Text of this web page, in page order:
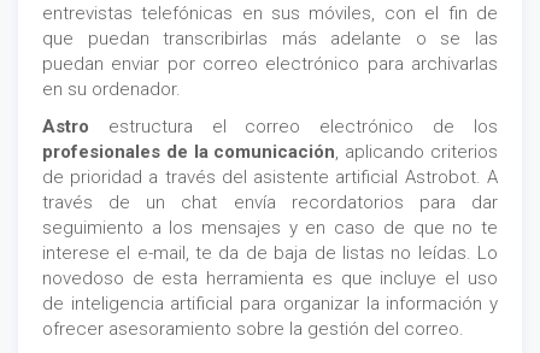
entrevistas telefónicas en sus móviles, con el fin de
que puedan transcribirlas más adelante o se las
puedan enviar por correo electrónico para archivarlas
en su ordenador.
Astro estructura el correo electrónico de los
profesionales de la comunicación , aplicando criterios
de prioridad a través del asistente artificial Astrobot. A
través de un chat envía recordatorios para dar
seguimiento a los mensajes y en caso de que no te
interese el e-mail, te da de baja de listas no leídas. Lo
novedoso de esta herramienta es que incluye el uso
de inteligencia artificial para organizar la información y
ofrecer asesoramiento sobre la gestión del correo.